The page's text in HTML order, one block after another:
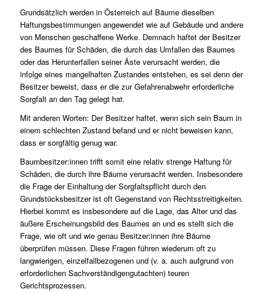
Grundsätzlich werden in Österreich auf Bäume dieselben
Haftungsbestimmungen angewendet wie auf Gebäude und andere
von Menschen geschaffene Werke. Demnach haftet der Besitzer
des Baumes für Schäden, die durch das Umfallen des Baumes
oder das Herunterfallen seiner Äste verursacht werden, die
infolge eines mangelhaften Zustandes entstehen, es sei denn der
Besitzer beweist, dass er die zur Gefahrenabwehr erforderliche
Sorgfalt an den Tag gelegt hat.
Mit anderen Worten: Der Besitzer haftet, wenn sich sein Baum in
einem schlechten Zustand befand und er nicht beweisen kann,
dass er sorgfältig genug war.
Baumbesitzer:innen trifft somit eine relativ strenge Haftung für
Schäden, die durch ihre Bäume verursacht werden. Insbesondere
die Frage der Einhaltung der Sorgfaltspflicht durch den
Grundstücksbesitzer ist oft Gegenstand von Rechtsstreitigkeiten.
Hierbei kommt es insbesondere auf die Lage, das Alter und das
äußere Erscheinungsbild des Baumes an und es stellt sich die
Frage, wie oft und wie genau Besitzer:innen ihre Bäume
überprüfen müssen. Diese Fragen führen wiederum oft zu
langwierigen, einzelfallbezogenen und (v. a. auch aufgrund von
erforderlichen Sachverständigengutachten) teuren
Gerichtsprozessen.